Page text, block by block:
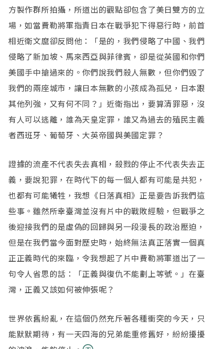
方製作群所拍攝，所道出的觀點卻包含了美日雙方的立
場，如當費勒將軍指責日本在戰爭犯下得惡行時，前首
相近衛文麿卻反問他：「是的，我們侵略了中國、我們
侵略了新加坡、馬來西亞與菲律賓，卻是從英國和你們
美國手中搶過來的。你們說我們殺人無數，但你們毀了
我們的兩座城市，讓日本無數的小孩成為孤兒，日本跟
其他列強，又有何不同？」近衛指出，要算清罪惡，沒
有人可以逃離，誰為天皇定罪，誰又為過去的殖民主義
者西班牙、葡萄牙、大英帝國與美國定罪？
證據的流產不代表失去真相，殺戮的停止不代表失去正
義，要說犯罪，在時代下的每一個人都有可能是共犯，
也都有可能犧牲，我想《日落真相》正是要告訴我們這
些事。雖然所幸臺灣並沒有片中的戰敗經驗，但戰爭之
後迎接我們的是虛偽的回歸與另一段漫長的政治壓迫，
但是在我們當今面對歷史時，始終無法真正落實一個真
正正義時代的來臨，令我想起了片中費勒將軍道出了一
句令人省思的話：「正義與復仇不能劃上等號。」在臺
灣，正義又該如何被伸張呢？
世界依舊紛亂，在這個仍然充斥著各種衝突的今天，只
能默默期待，有一天四海的兄弟能重修舊好，紛紛擾擾